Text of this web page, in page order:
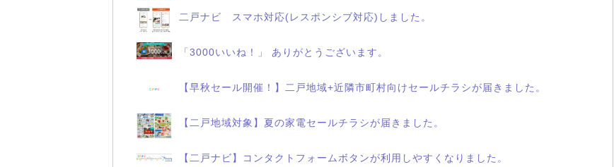
二戸ナビ スマホ対応(レスポンシブ対応)しました。
「3000いいね！」 ありがとうございます。
【早秋セール開催！】二戸地域+近隣市町村向けセールチラシが届きました。
【二戸地域対象】夏の家電セールチラシが届きました。
【二戸ナビ】コンタクトフォームボタンが利用しやすくなりました。